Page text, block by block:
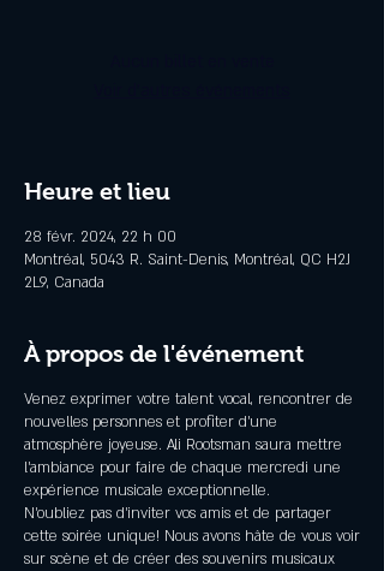
Heure et lieu
28 févr. 2024, 22 h 00
Montréal, 5043 R. Saint-Denis, Montréal, QC H2J
2L9, Canada
À propos de l'événement
Venez exprimer votre talent vocal, rencontrer de
nouvelles personnes et profiter d'une
atmosphère joyeuse. Ali Rootsman saura mettre
l'ambiance pour faire de chaque mercredi une
expérience musicale exceptionnelle.
N'oubliez pas d'inviter vos amis et de partager
cette soirée unique! Nous avons hâte de vous voir
sur scène et de créer des souvenirs musicaux